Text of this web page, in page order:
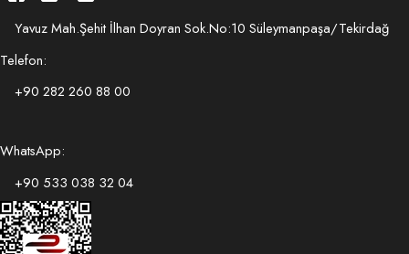
Yavuz Mah.Şehit İlhan Doyran Sok.No:10 Süleymanpaşa/Tekirdağ
Telefon:
+90 282 260 88 00
WhatsApp:
+90 533 038 32 04